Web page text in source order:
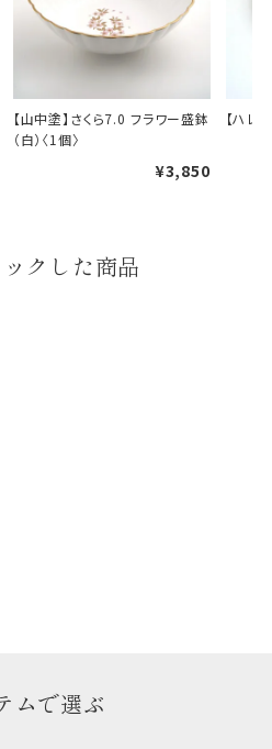
する包装紙です。
どに使用する包装紙です。
B
【山中塗】さくら7.0 フラワー盛鉢
（白）〈1個〉
¥3,850
【ハレ
クした商品
ムで選ぶ